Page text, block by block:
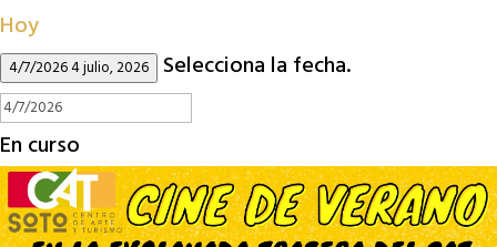
Hoy
4/7/20264 julio, 2026 Selecciona la fecha.
En curso